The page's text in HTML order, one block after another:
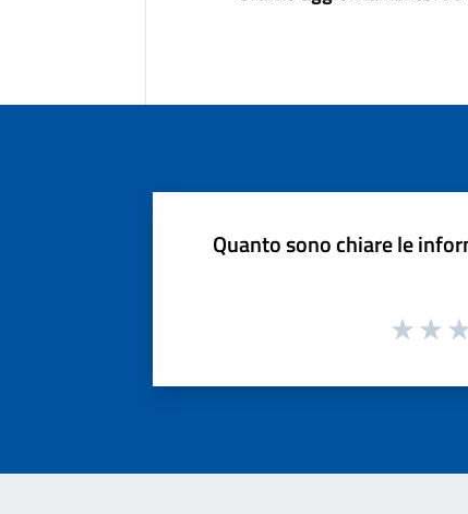
Quanto sono chiare le